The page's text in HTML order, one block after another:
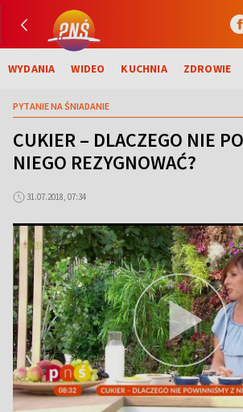
WYDANIA WIDEO KUCHNIA ZDROWIE
PYTANIE NA ŚNIADANIE
CUKIER – DLACZEGO NIE
NIEGO REZYGNOWAĆ?
31.07.2018, 07:34